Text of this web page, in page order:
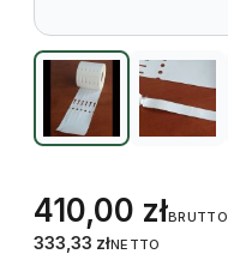
410,00 złBRUTTO
333,33 złNETTO